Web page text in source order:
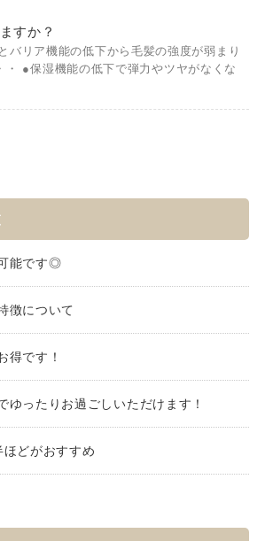
すか？
バリア機能の低下から毛髪の強度が弱まり
・ ●保湿機能の低下で弾力やツヤがなくな
能です◎
徴について
得です！
ゆったりお過ごしいただけます！
ほどがおすすめ